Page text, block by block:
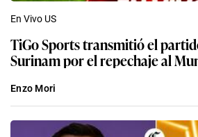
En Vivo US
TiGo Sports transmitió el
Surinam por el repechaje al
Enzo Mori